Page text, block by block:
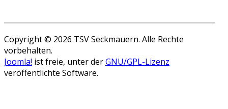
Copyright © 2026 TSV Seckmauern. Alle Rechte
vorbehalten.
Joomla! ist freie, unter derGNU/GPL-Lizenz
veröffentlichte Software.